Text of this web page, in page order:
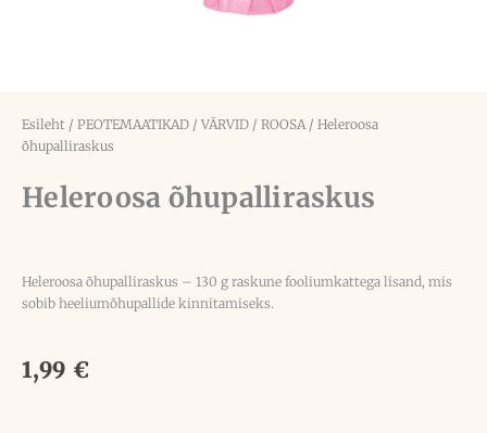
Esileht / PEOTEMAATIKAD / VÄRVID / ROOSA/ Heleroosa
õhupalliraskus
Heleroosa õhupalliraskus
Heleroosa õhupalliraskus – 130 g raskune fooliumkattega lisand, mis
sobib heeliumõhupallide kinnitamiseks.
1,99 €